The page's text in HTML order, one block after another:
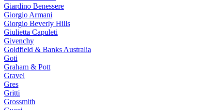
Giardino Benessere
Giorgio Armani
Giorgio Beverly Hills
Giulietta Capuleti
Givenchy
Goldfield & Banks Australia
Goti
Graham & Pott
Gravel
Gres
Gritti
Grossmith